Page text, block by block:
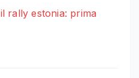
rally estonia: prima